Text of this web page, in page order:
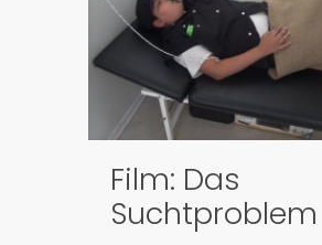
Film: Das
Suchtproblem